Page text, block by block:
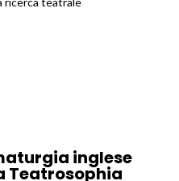
inglese
Teatrosophia